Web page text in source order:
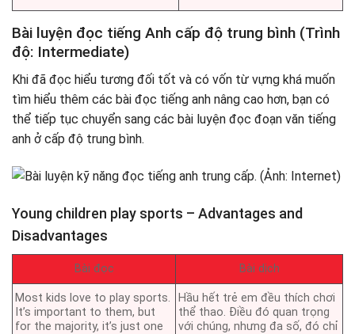
Bài luyện đọc tiếng Anh cấp độ trung bình (Trình
độ: Intermediate)
Khi đã đọc hiểu tương đối tốt và có vốn từ vựng khá muốn
tìm hiểu thêm các bài đọc tiếng anh nâng cao hơn, bạn có
thể tiếp tục chuyển sang các bài luyện đọc đoạn văn tiếng
anh ở cấp độ trung bình.
Young children play sports – Advantages and
Disadvantages
Bài đọc Bài dịch
Most kids love to play sports.
It’s important to them, but
for the majority, it’s just one
Hầu hết trẻ em đều thích chơi
thể thao. Điều đó quan trọng
với chúng, nhưng đa số, đó chỉ